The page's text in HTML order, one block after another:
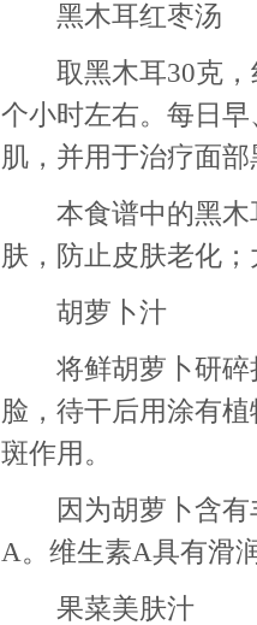
黑木耳红枣汤
取黑木耳30克，
个小时左右。每日
肌，并用于治疗面
本食谱中的黑木
肤，防止皮肤老化
胡萝卜汁
将鲜胡萝卜研碎
脸，待干后用涂有
斑作用。
因为胡萝卜含有
A。维生素A具有滑
果菜美肤汁